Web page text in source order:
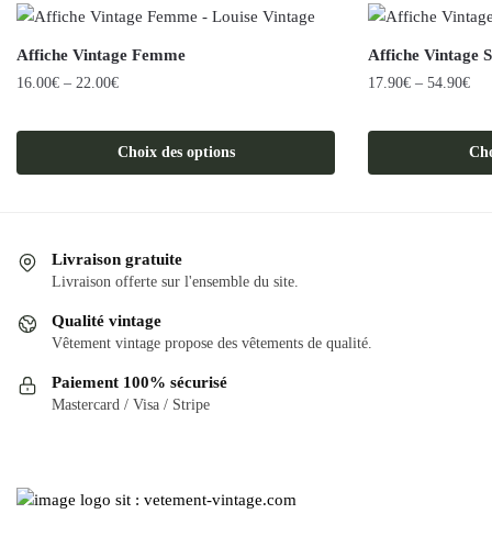
Affiche Vintage Femme
16.00€ – 22.00€
Choix des options
a
Les
options
être
sur
produit
Affiche Vintage
17.90€ – 54.90€
a
Livraison gratuite
Livraison offerte sur l'ensemble du site.
Qualité vintage
Vêtement vintage propose des vêtements de qualité.
Paiement 100% sécurisé
Mastercard / Visa / Stripe